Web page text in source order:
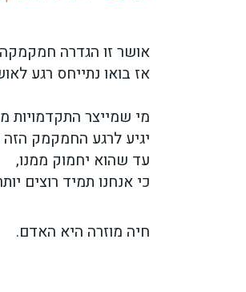
אושר זו הגדרה
אז בואו נתייחס רגע
מי שמייצר התקדמויות
יגיע לרגע החמקמק
עד שהוא יחמוק ממנו,
כי אנחנו תמיד רוצים
חיה מוזרה היא האדם.